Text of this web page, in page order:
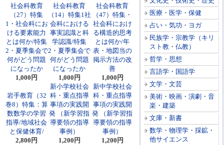
医療・医学・保健
占い・気功・ヨガ
民族学・宗教学（キリ
スト教・仏教）
哲学・思想
言語学・国語学
文学・文芸
美術・映画・演劇・音
楽・建築
文庫・新書
数学・物理学・採鉱・
他サイエンス
社会科教育
（27）特集
1・社会科にお
ける要素能力
とは何か/特集
2・夏季集会で
何がどう問題
になったか
1,000円
社会科教育
（14）特集1社
会科における
事実認識と科
学認識/特集
2・夏季集会で
何がどう問題
になったか
1,000円
社会科教育
（47）特集・
社会科におけ
る構造的思考
とは何か/年
表・地図当の
掲示方法の改
善
1,000円
岩手教育（32
巻8）特集：算
数数学の学習
指導/地域社会
と保健体育/
2,800円
新小学校社会
科・重点指導
事項の実践開
発 （新学習指
導要領の指導
事例）
1,200円
新中学校社会
科・重点指導
事項の実践開
発 （新学習指
導要領の指導
事例）
1,200円